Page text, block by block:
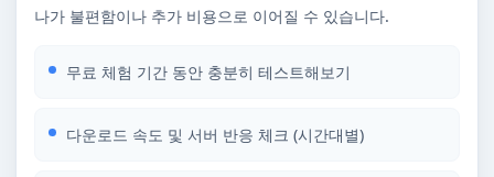
나가 불편함이나 추가 비용으로 이어질 수 있습니다.
무료 체험 기간 동안 충분히 테스트해보기
다운로드 속도 및 서버 반응 체크 (시간대별)